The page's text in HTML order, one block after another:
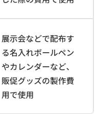
展示会などで配布す
る名入れボールペン
やカレンダーなど、
販促グッズの製作費
用で使用